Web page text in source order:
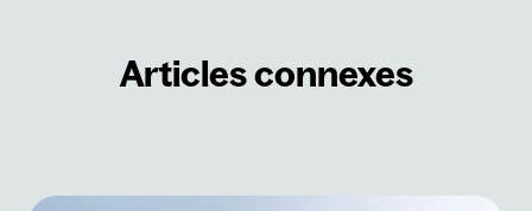
Articles connexes